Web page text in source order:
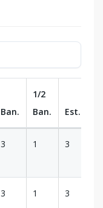
Ban.
1/2
Ban.
Est.
3 1 3
3 1 3